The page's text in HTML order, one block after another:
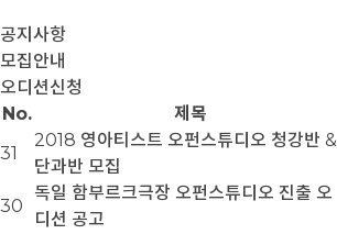
공지사항
모집안내
오디션신청
No.
제목
31
2018 영아티스트 오펀스튜디오 청강반 &
단과반 모집
30
독일 함부르크극장 오펀스튜디오 진출 오
디션 공고